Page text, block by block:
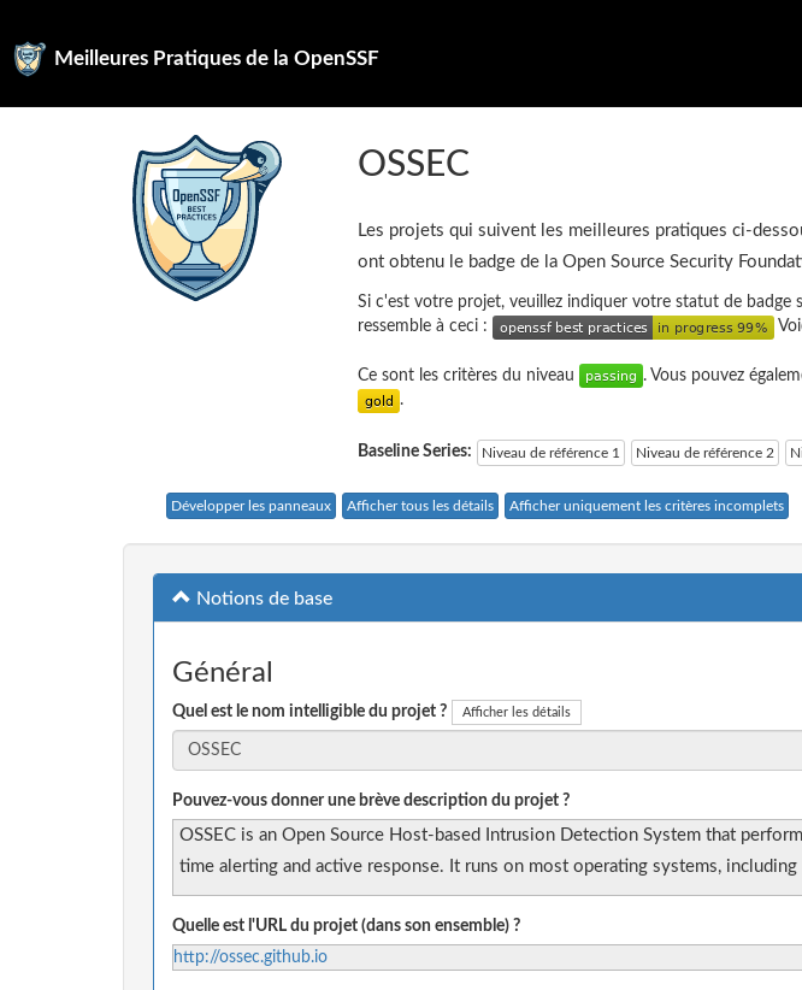
Meilleures Pratiques de la OpenSSF
OSSEC
Les projets qui suivent les meilleures pratiques ci-
ont obtenu le badge de la Open Source Security
Si c'est votre projet, veuillez indiquer votre statut de badge
ressemble à ceci :
Ce sont les critères du niveau . Vous pouvez
.
Baseline Series: Niveau de référence 1 Niveau de référence 2
Développer les panneaux Afficher tous les détails Afficher uniquement les critères incomplets
Notions de base
Général
Quel est le nom intelligible du projet ? Afficher les détails
Pouvez-vous donner une brève description du projet ?
OSSEC is an Open Source Host-based Intrusion Detection System that
time alerting and active response. It runs on most operating systems,
Quelle est l'URL du projet (dans son ensemble) ?
http://ossec.github.io